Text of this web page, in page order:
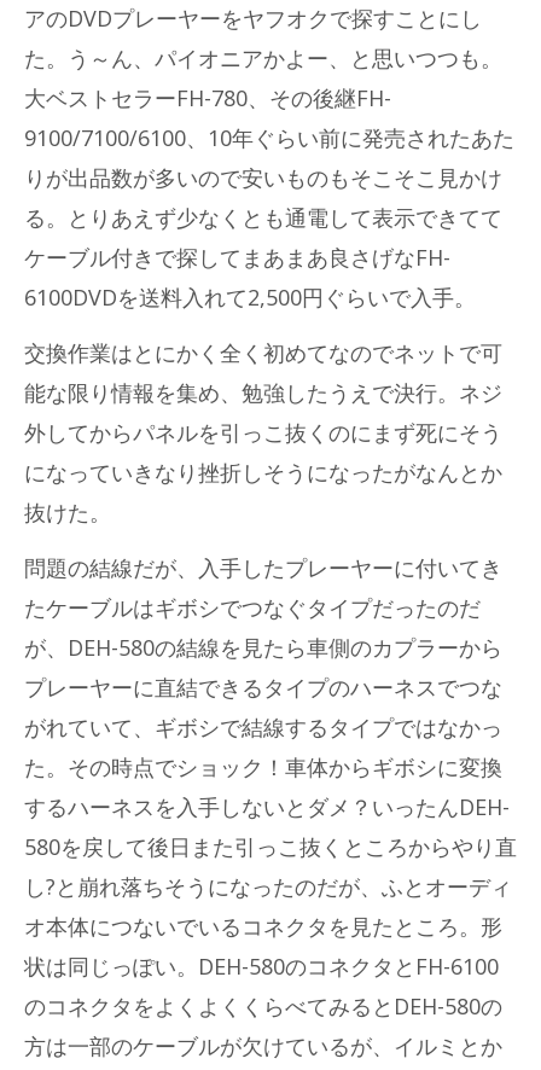
アのDVDプレーヤーをヤフオクで探すことにし
た。う～ん、パイオニアかよー、と思いつつも。
大ベストセラーFH-780、その後継FH-
9100/7100/6100、10年ぐらい前に発売されたあた
りが出品数が多いので安いものもそこそこ見かけ
る。とりあえず少なくとも通電して表示できてて
ケーブル付きで探してまあまあ良さげなFH-
6100DVDを送料入れて2,500円ぐらいで入手。
交換作業はとにかく全く初めてなのでネットで可
能な限り情報を集め、勉強したうえで決行。ネジ
外してからパネルを引っこ抜くのにまず死にそう
になっていきなり挫折しそうになったがなんとか
抜けた。
問題の結線だが、入手したプレーヤーに付いてき
たケーブルはギボシでつなぐタイプだったのだ
が、DEH-580の結線を見たら車側のカプラーから
プレーヤーに直結できるタイプのハーネスでつな
がれていて、ギボシで結線するタイプではなかっ
た。その時点でショック！車体からギボシに変換
するハーネスを入手しないとダメ？いったんDEH-
580を戻して後日また引っこ抜くところからやり直
し?と崩れ落ちそうになったのだが、ふとオーディ
オ本体につないでいるコネクタを見たところ。形
状は同じっぽい。DEH-580のコネクタとFH-6100
のコネクタをよくよくくらべてみるとDEH-580の
方は一部のケーブルが欠けているが、イルミとか